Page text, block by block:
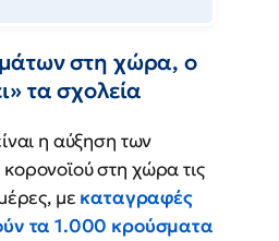
στη χώρα, ο
τα σχολεία
η αύξηση των
στη χώρα τις
με καταγραφές
τα 1.000 κρούσματα